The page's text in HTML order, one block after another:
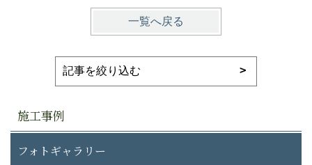
一覧へ戻る
施工事例
フォトギャラリー